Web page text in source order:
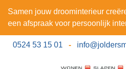
Samen jouw droominterieur
een afspraak voor persoonlijk
0524 53 15 01 -